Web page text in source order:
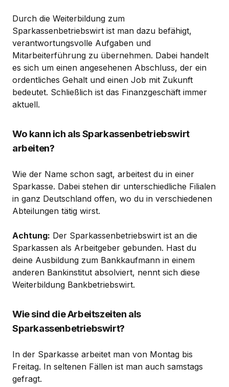
Durch die Weiterbildung zum
Sparkassenbetriebswirt ist man dazu befähigt,
verantwortungsvolle Aufgaben und
Mitarbeiterführung zu übernehmen. Dabei handelt
es sich um einen angesehenen Abschluss, der ein
ordentliches Gehalt und einen Job mit Zukunft
bedeutet. Schließlich ist das Finanzgeschäft immer
aktuell.
Wo kann ich als Sparkassenbetriebswirt
arbeiten?
Wie der Name schon sagt, arbeitest du in einer
Sparkasse. Dabei stehen dir unterschiedliche Filialen
in ganz Deutschland offen, wo du in verschiedenen
Abteilungen tätig wirst.
Achtung: Der Sparkassenbetriebswirt ist an die
Sparkassen als Arbeitgeber gebunden. Hast du
deine Ausbildung zum Bankkaufmann in einem
anderen Bankinstitut absolviert, nennt sich diese
Weiterbildung Bankbetriebswirt.
Wie sind die Arbeitszeiten als
Sparkassenbetriebswirt?
In der Sparkasse arbeitet man von Montag bis
Freitag. In seltenen Fällen ist man auch samstags
gefragt.